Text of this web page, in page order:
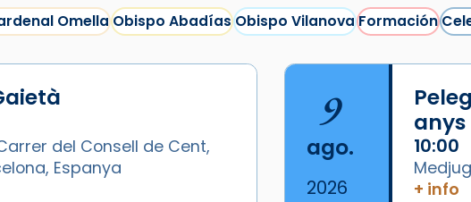
👇
OmellaObispo AbadíasObispo VilanovaFormación
del Consell de Cent,
Espanya
9
ago.
2026
10:00
+ info